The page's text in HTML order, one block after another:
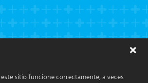
sitio funcione correctamente, a veces